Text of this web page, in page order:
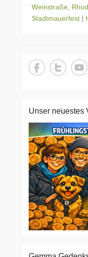
Weinstraße
Stadtmauerfest |
Unser neuestes